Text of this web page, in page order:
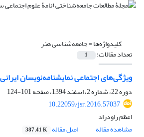
کلیدواژه‌ها =جامعه‌شناسی هنر
تعداد مقالات: 1
ویژگی‌های اجتماعی نمایشنامه‌نویسان
دوره 22، شماره 2، اسفند 1394، صفحه
101-124
10.22059/jsr.2016.57037
اعظم راودراد
مشاهده مقاله
اصل مقاله 387.41 K